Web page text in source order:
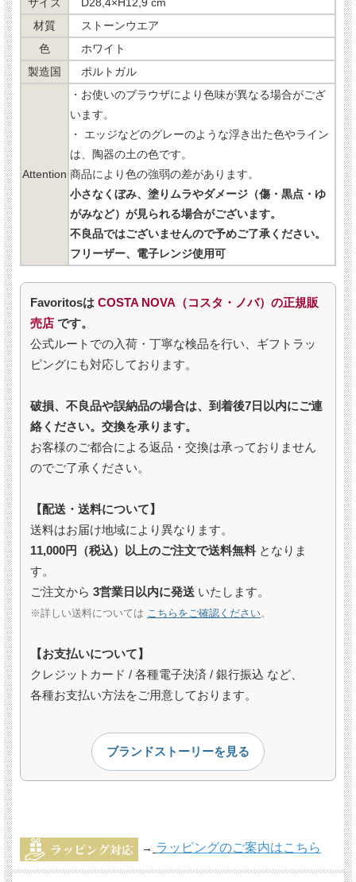
サイズ
D28,4×H12,9 cm
材質
ストーンウエア
色
ホワイト
製造国
ポルトガル
Attention
・お使いのブラウザにより色味が異なる場合がござ
います。
・ エッジなどのグレーのような浮き出た色やライン
は、陶器の土の色です。
商品により色の強弱の差があります。
小さなくぼみ、塗りムラやダメージ（傷・黒点・ゆ
がみなど）が見られる場合がございます。
不良品ではございませんので予めご了承ください。
フリーザー、電子レンジ使用可
Favoritosは COSTA NOVA（コスタ・ノバ）の正規販
売店 です。
公式ルートでの入荷・丁寧な検品を行い、ギフトラッ
ピングにも対応しております。
破損、不良品や誤納品の場合は、到着後7日以内にご連
絡ください。交換を承ります。
お客様のご都合による返品・交換は承っておりません
のでご了承ください。
【配送・送料について】
送料はお届け地域により異なります。
11,000円（税込）以上のご注文で送料無料 となりま
す。
ご注文から 3営業日以内に発送 いたします。
※詳しい送料については こちらをご確認ください。
【お支払いについて】
クレジットカード / 各種電子決済 / 銀行振込 など、
各種お支払い方法をご用意しております。
ブランドストーリーを見る
→ ラッピングのご案内はこちら